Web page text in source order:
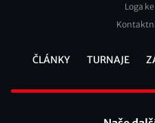
Loga
ČLÁNKY TURNAJE